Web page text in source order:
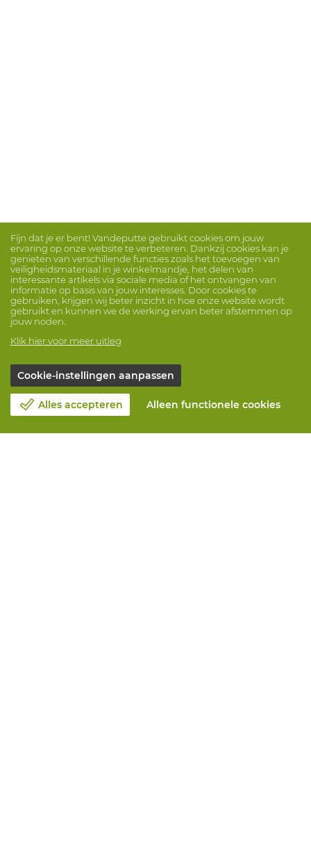
Fijn dat je er bent! Vandeputte gebruikt cookies om jouw
ervaring op onze website te verbeteren. Dankzij cookies kan je
genieten van verschillende functies zoals het toevoegen van
veiligheidsmateriaal in je winkelmandje, het delen van
interessante artikels via sociale media of het ontvangen van
informatie op basis van jouw interesses. Door cookies te
gebruiken, krijgen wij beter inzicht in hoe onze website wordt
gebruikt en kunnen we de werking ervan beter afstemmen op
jouw noden.
Klik hier voor meer uitleg
Cookie-instellingen aanpassen
Alles accepteren Alleen functionele cookies